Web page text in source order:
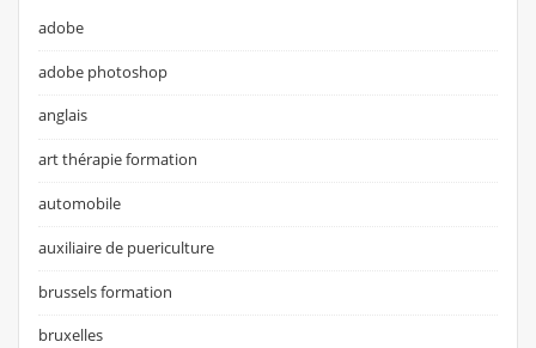
adobe
adobe photoshop
anglais
art thérapie formation
automobile
auxiliaire de puericulture
brussels formation
bruxelles